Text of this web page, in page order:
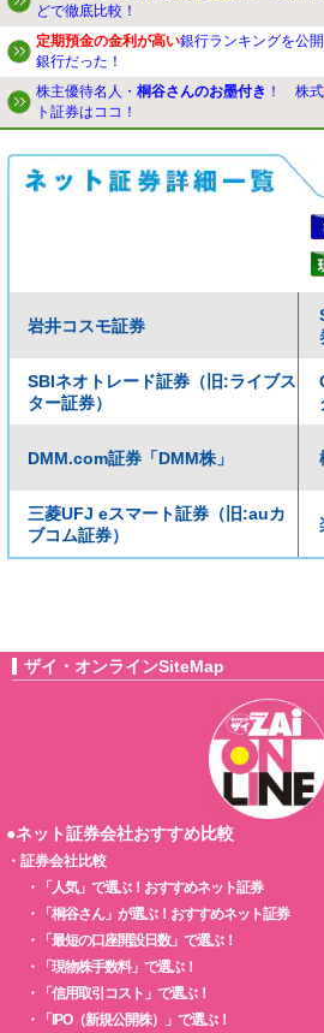
どで徹底比較！
定期預金の金利が高い銀行ランキングを公開
銀行だった！
株主優待名人・ 桐谷さんのお墨付き ！ 株式
ト証券はココ！
岩井コスモ証券
SBIネオトレード証券（旧:ライブス
ター証券）
DMM.com証券「DMM株」
三菱UFJ eスマート証券（旧:auカ
ブコム証券）
ザイ・オンラインSiteMap
●ネット証券会社おすすめ比較
・ 証券会社比較
・
「人気」で選ぶ！おすすめネット証券
・
「桐谷さん」が選ぶ！おすすめネット証券
・
「最短の口座開設日数」で選ぶ！
・
「現物株手数料」で選ぶ！
・
「信用取引コスト」で選ぶ！
・
「IPO（新規公開株）」で選ぶ！